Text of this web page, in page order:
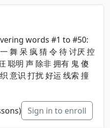
words #1 to #50:
舞 呆 疯 猜 令 待 讨厌 控
聪明 声 除非 拥有 鬼 傻
意识 打扰 好运 线索 撞
Sign in to enroll